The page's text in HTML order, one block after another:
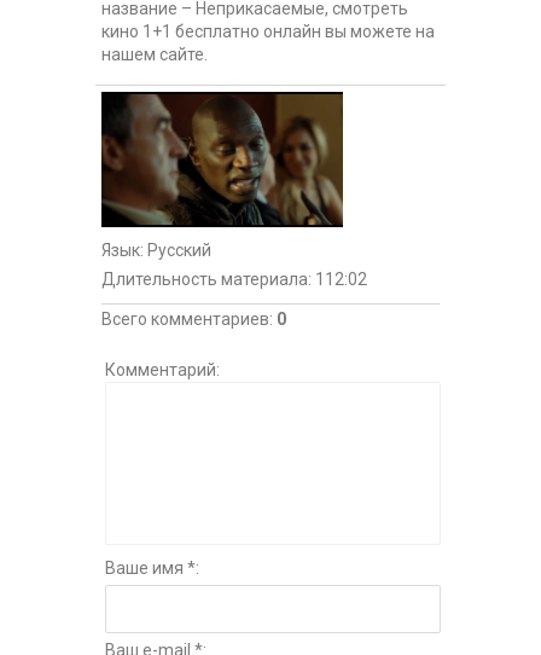
название – Неприкасаемые, смотреть
кино 1+1 бесплатно онлайн вы можете на
нашем сайте.
Язык: Русский
Длительность материала: 112:02
Всего комментариев: 0
Комментарий:
Ваше имя *:
Ваш e-mail *: